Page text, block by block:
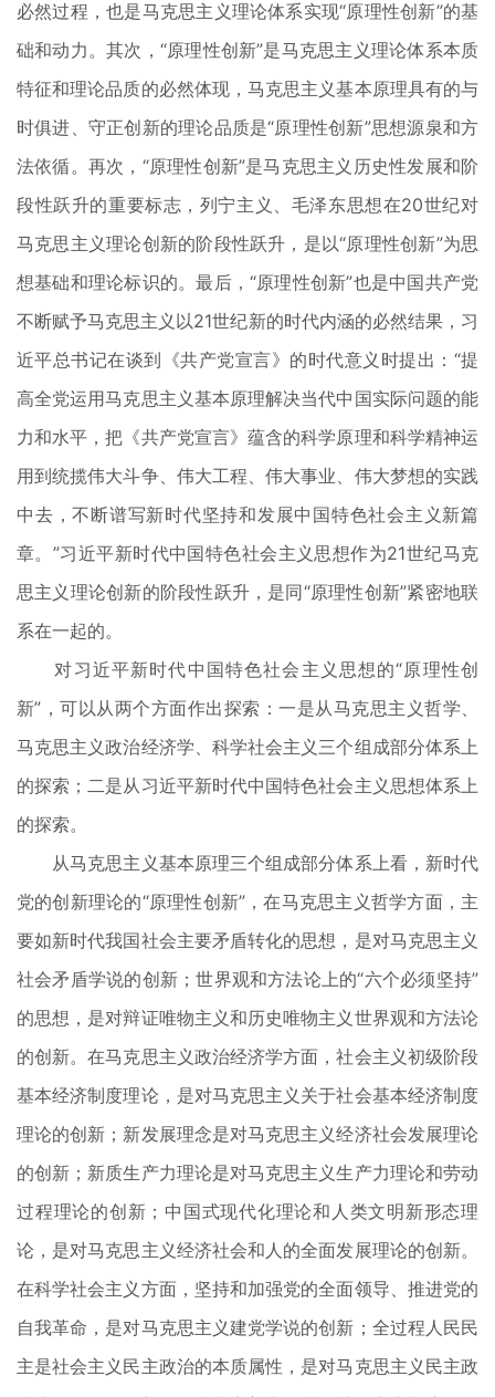
必然过程，也是马克思主义理论体系实现“原理性创新”的基
础和动力。其次，“原理性创新”是马克思主义理论体系本质
特征和理论品质的必然体现，马克思主义基本原理具有的与
时俱进、守正创新的理论品质是“原理性创新”思想源泉和方
法依循。再次，“原理性创新”是马克思主义历史性发展和阶
段性跃升的重要标志，列宁主义、毛泽东思想在20世纪对
马克思主义理论创新的阶段性跃升，是以“原理性创新”为思
想基础和理论标识的。最后，“原理性创新”也是中国共产党
不断赋予马克思主义以21世纪新的时代内涵的必然结果，习
近平总书记在谈到《共产党宣言》的时代意义时提出：“提
高全党运用马克思主义基本原理解决当代中国实际问题的能
力和水平，把《共产党宣言》蕴含的科学原理和科学精神运
用到统揽伟大斗争、伟大工程、伟大事业、伟大梦想的实践
中去，不断谱写新时代坚持和发展中国特色社会主义新篇
章。”习近平新时代中国特色社会主义思想作为21世纪马克
思主义理论创新的阶段性跃升，是同“原理性创新”紧密地联
系在一起的。
对习近平新时代中国特色社会主义思想的“原理性创
新”，可以从两个方面作出探索：一是从马克思主义哲学、
马克思主义政治经济学、科学社会主义三个组成部分体系上
的探索；二是从习近平新时代中国特色社会主义思想体系上
的探索。
从马克思主义基本原理三个组成部分体系上看，新时代
党的创新理论的“原理性创新”，在马克思主义哲学方面，主
要如新时代我国社会主要矛盾转化的思想，是对马克思主义
社会矛盾学说的创新；世界观和方法论上的“六个必须坚持”
的思想，是对辩证唯物主义和历史唯物主义世界观和方法论
的创新。在马克思主义政治经济学方面，社会主义初级阶段
基本经济制度理论，是对马克思主义关于社会基本经济制度
理论的创新；新发展理念是对马克思主义经济社会发展理论
的创新；新质生产力理论是对马克思主义生产力理论和劳动
过程理论的创新；中国式现代化理论和人类文明新形态理
论，是对马克思主义经济社会和人的全面发展理论的创新。
在科学社会主义方面，坚持和加强党的全面领导、推进党的
自我革命，是对马克思主义建党学说的创新；全过程人民民
主是社会主义民主政治的本质属性，是对马克思主义民主政